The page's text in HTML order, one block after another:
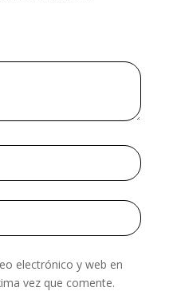
electrónico y web en
vez que comente.